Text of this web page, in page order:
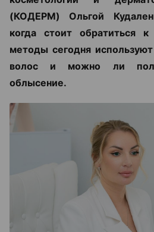
(КОДЕРМ) Ольгой
когда стоит обратиться к
методы сегодня
волос и можно ли
облысение.